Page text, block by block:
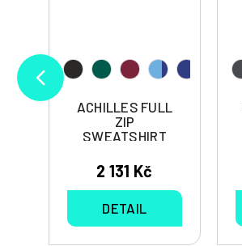
ACHILLES FULL
ZIP
SWEATSHIRT
2 131 Kč
DETAIL